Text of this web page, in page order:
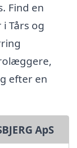
Find en
Tårs og
efter en
ApS